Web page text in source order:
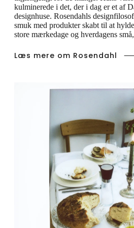
kulminerede i det, der i dag er et af
designhuse. Rosendahls
smuk med produkter skabt til at
store mærkedage og hverdagens
Læs mere om Rosendahl